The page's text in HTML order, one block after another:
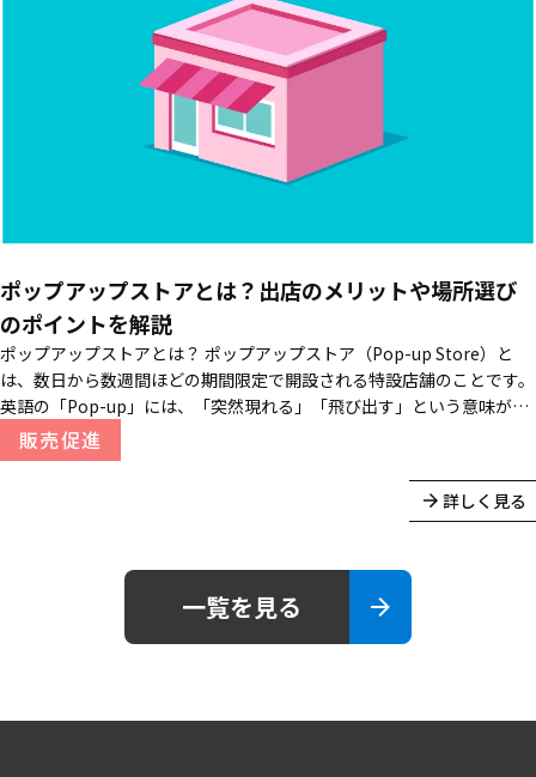
ポップアップストアとは？出店のメリットや場所選び
のポイントを解説
ポップアップストアとは？ ポップアップストア（Pop-up Store）と
は、数日から数週間ほどの期間限定で開設される特設店舗のことです。
英語の「Pop-up」には、「突然現れる」「飛び出す」という意味があ
り、街中に突如として現れ、一定期間が過ぎるとすっと消えてしまうユ
ニークな出店スタイルからこの名がつきました。日本では「ポップアッ
販売促進
詳しく見る
一覧を見る